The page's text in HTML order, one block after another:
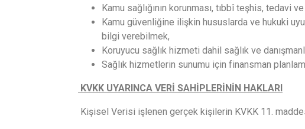
Kamu sağlığının korunması, tıbbî teşhis, tedavi
Kamu güvenliğine ilişkin hususlarda ve hukuki
bilgi verebilmek,
Koruyucu sağlık hizmeti dahil sağlık ve
Sağlık hizmetlerin sunumu için finansman
KVKK UYARINCA VERİ SAHİPLERİNİN HAKLARI
Kişisel Verisi işlenen gerçek kişilerin KVKK 11.